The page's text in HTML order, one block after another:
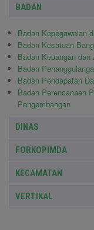
BADAN
Badan Kepegawaian
Badan Kesatuan
Badan Keuangan dan
Badan
Badan Pendapatan
Badan Perencanaan
Pengembangan
DINAS
FORKOPIMDA
KECAMATAN
VERTIKAL